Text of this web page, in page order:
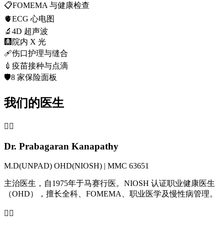
📋FOMEMA 与健康检查
🫀ECG 心电图
🔬 4D 超声波
🩻 院内 X 光
🩹伤口护理与缝合
💉 疫苗接种与点滴
🛡️8 家保险面板
我们的医生
👨‍⚕️
Dr. Prabagaran Kanapathy
M.D(UNPAD) OHD(NIOSH) | MMC 63651
主治医生，自1975年于马赛行医。NIOSH 认证职业健康医生
（OHD），擅长全科、FOMEMA、职业医学及慢性病管理。
👩‍⚕️